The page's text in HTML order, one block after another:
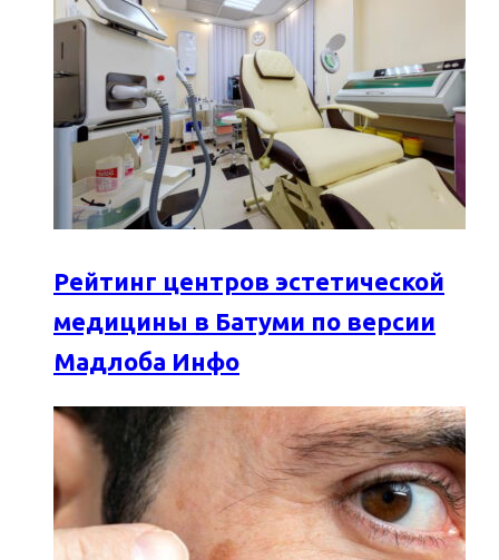
Рейтинг центров эстетической
медицины в Батуми по версии
Мадлоба Инфо